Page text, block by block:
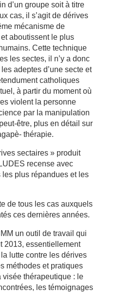
d’un groupe soit à titre
cas, il s’agit de dérives
mécanisme de
aboutissent le plus
Cette technique
les sectes, il n’y a donc
adeptes d’une secte et
catholiques
à partir du moment où
violent la personne
par la manipulation
être, plus en détail sur
thérapie.
sectaires » produit
recense avec
plus répandues et les
de tous les cas auxquels
ces dernières années.
un outil de travail qui
2013, essentiellement
lutte contre les dérives
méthodes et pratiques
thérapeutique : le
les témoignages